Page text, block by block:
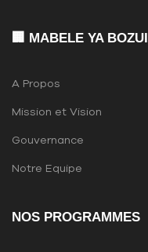
🏢 MABELE YA BOZUI
A Propos
Mission et Vision
Gouvernance
Notre Equipe
NOS PROGRAMMES